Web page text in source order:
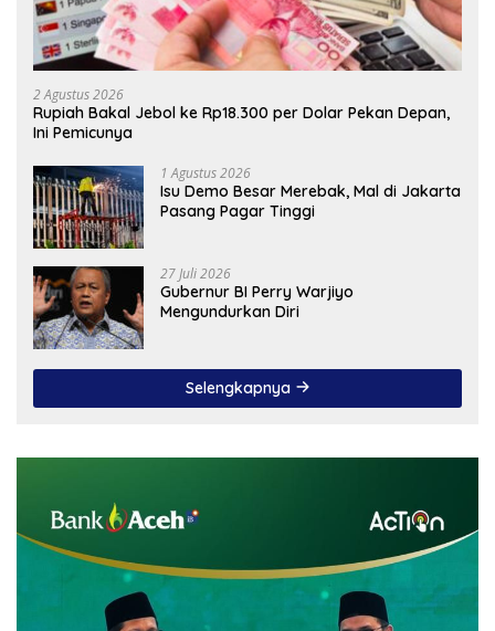
2 Agustus 2026
Rupiah Bakal Jebol ke Rp18.300 per Dolar Pekan Depan,
Ini Pemicunya
1 Agustus 2026
Isu Demo Besar Merebak, Mal di Jakarta
Pasang Pagar Tinggi
27 Juli 2026
Gubernur BI Perry Warjiyo
Mengundurkan Diri
Selengkapnya